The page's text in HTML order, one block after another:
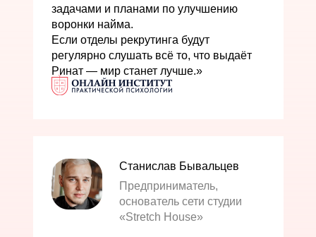
Станислав Бывальцев
Предприниматель,
основатель сети студии
«Stretch House»
задачами и планами по улучшению
воронки найма.
Если отделы рекрутинга будут
регулярно слушать всё то, что выдаёт
Ринат — мир станет лучше.»